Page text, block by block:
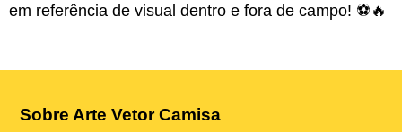
em referência de visual dentro e fora de campo! ⚽🔥
Sobre Arte Vetor Camisa